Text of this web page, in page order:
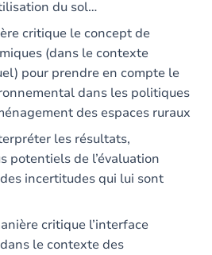
du sol…
critique le concept de
(dans le contexte
pour prendre en compte le
dans les politiques
des espaces ruraux
les résultats,
potentiels de l’évaluation
incertitudes qui lui sont
critique l’interface
le contexte des